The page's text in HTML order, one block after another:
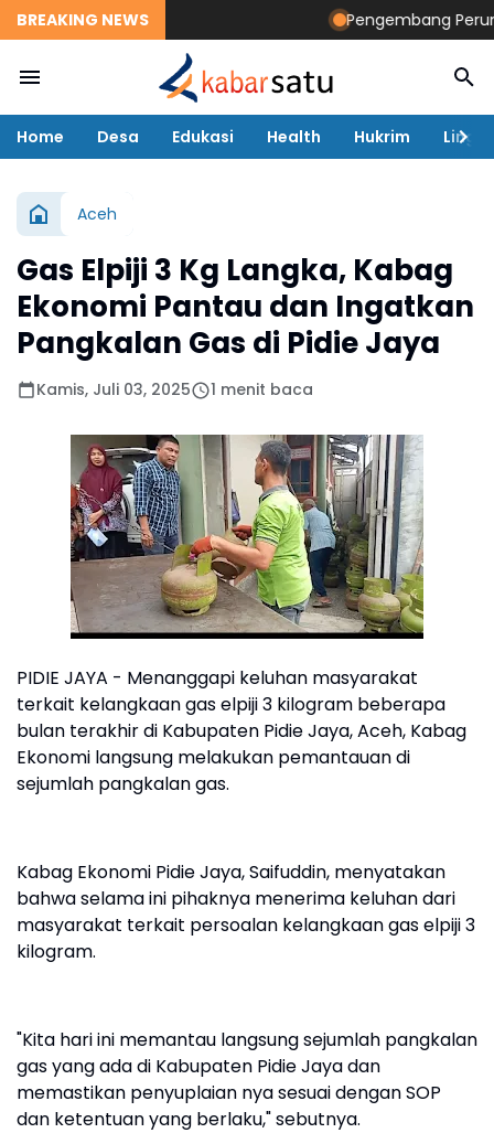
BREAKING NEWS Pengembang
Home Desa Edukasi Health Hukrim
Aceh
Gas Elpiji 3 Kg Langka, Kabag
Ekonomi Pantau dan Ingatkan
Pangkalan Gas di Pidie Jaya
Kamis, Juli 03, 2025 1 menit baca
PIDIE JAYA - Menanggapi keluhan masyarakat
terkait kelangkaan gas elpiji 3 kilogram beberapa
bulan terakhir di Kabupaten Pidie Jaya, Aceh, Kabag
Ekonomi langsung melakukan pemantauan di
sejumlah pangkalan gas.
Kabag Ekonomi Pidie Jaya, Saifuddin, menyatakan
bahwa selama ini pihaknya menerima keluhan dari
masyarakat terkait persoalan kelangkaan gas elpiji 3
kilogram.
"Kita hari ini memantau langsung sejumlah pangkalan
gas yang ada di Kabupaten Pidie Jaya dan
memastikan penyuplaian nya sesuai dengan SOP
dan ketentuan yang berlaku," sebutnya.